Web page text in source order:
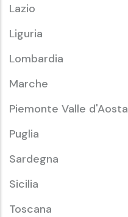
Lazio
Liguria
Lombardia
Marche
Piemonte Valle d'Aosta
Puglia
Sardegna
Sicilia
Toscana